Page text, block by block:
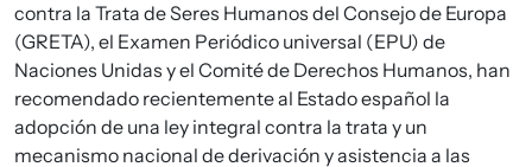
contra la Trata de Seres Humanos del Consejo de Europa
(GRETA), el Examen Periódico universal (EPU) de
Naciones Unidas y el Comité de Derechos Humanos, han
recomendado recientemente al Estado español la
adopción de una ley integral contra la trata y un
mecanismo nacional de derivación y asistencia a las